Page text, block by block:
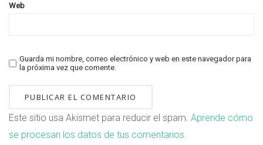
Web
Guarda mi nombre, correo electrónico y web en este navegador para
la próxima vez que comente.
Este sitio usa Akismet para reducir el spam. Aprende cómo
se procesan los datos de tus comentarios.